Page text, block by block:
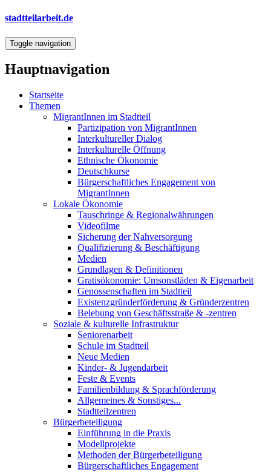
Direkt
Inhalt
stadtteilarbeit.de
Toggle navigation
Hauptnavigation
Startseite
Themen
MigrantInnen im Stadtteil
Partizipation von MigrantInnen
Interkultureller Dialog
Interkulturelle Öffnung
Ethnische Ökonomie
Deutschkurse
Bürgerschaftliches Engagement von
MigrantInnen
Lokale Ökonomie
Tauschringe & Regionalwährungen
Videofilme
Sicherung der Nahversorgung
Qualifizierung & Beschäftigung
Medien
Grundlagen & Definitionen
Gratisökonomie: Umsonstläden & Eigenarbeit
Genossenschaften im Stadtteil
Existenzgründerförderung & Gründerzentren
Belebung von Geschäftsstraße & -zentren
Soziale & kulturelle Infrastruktur
Seniorenarbeit
Schule im Stadtteil
Neue Medien
Kinder- & Jugendarbeit
Feste & Events
Familienbildung & Sprachförderung
Allgemeines & Sonstiges...
Stadtteilzentren
Bürgerbeteiligung
Einführung in die Praxis
Modellprojekte
Methoden der Bürgerbeteiligung
Bürgerschaftliches Engagement